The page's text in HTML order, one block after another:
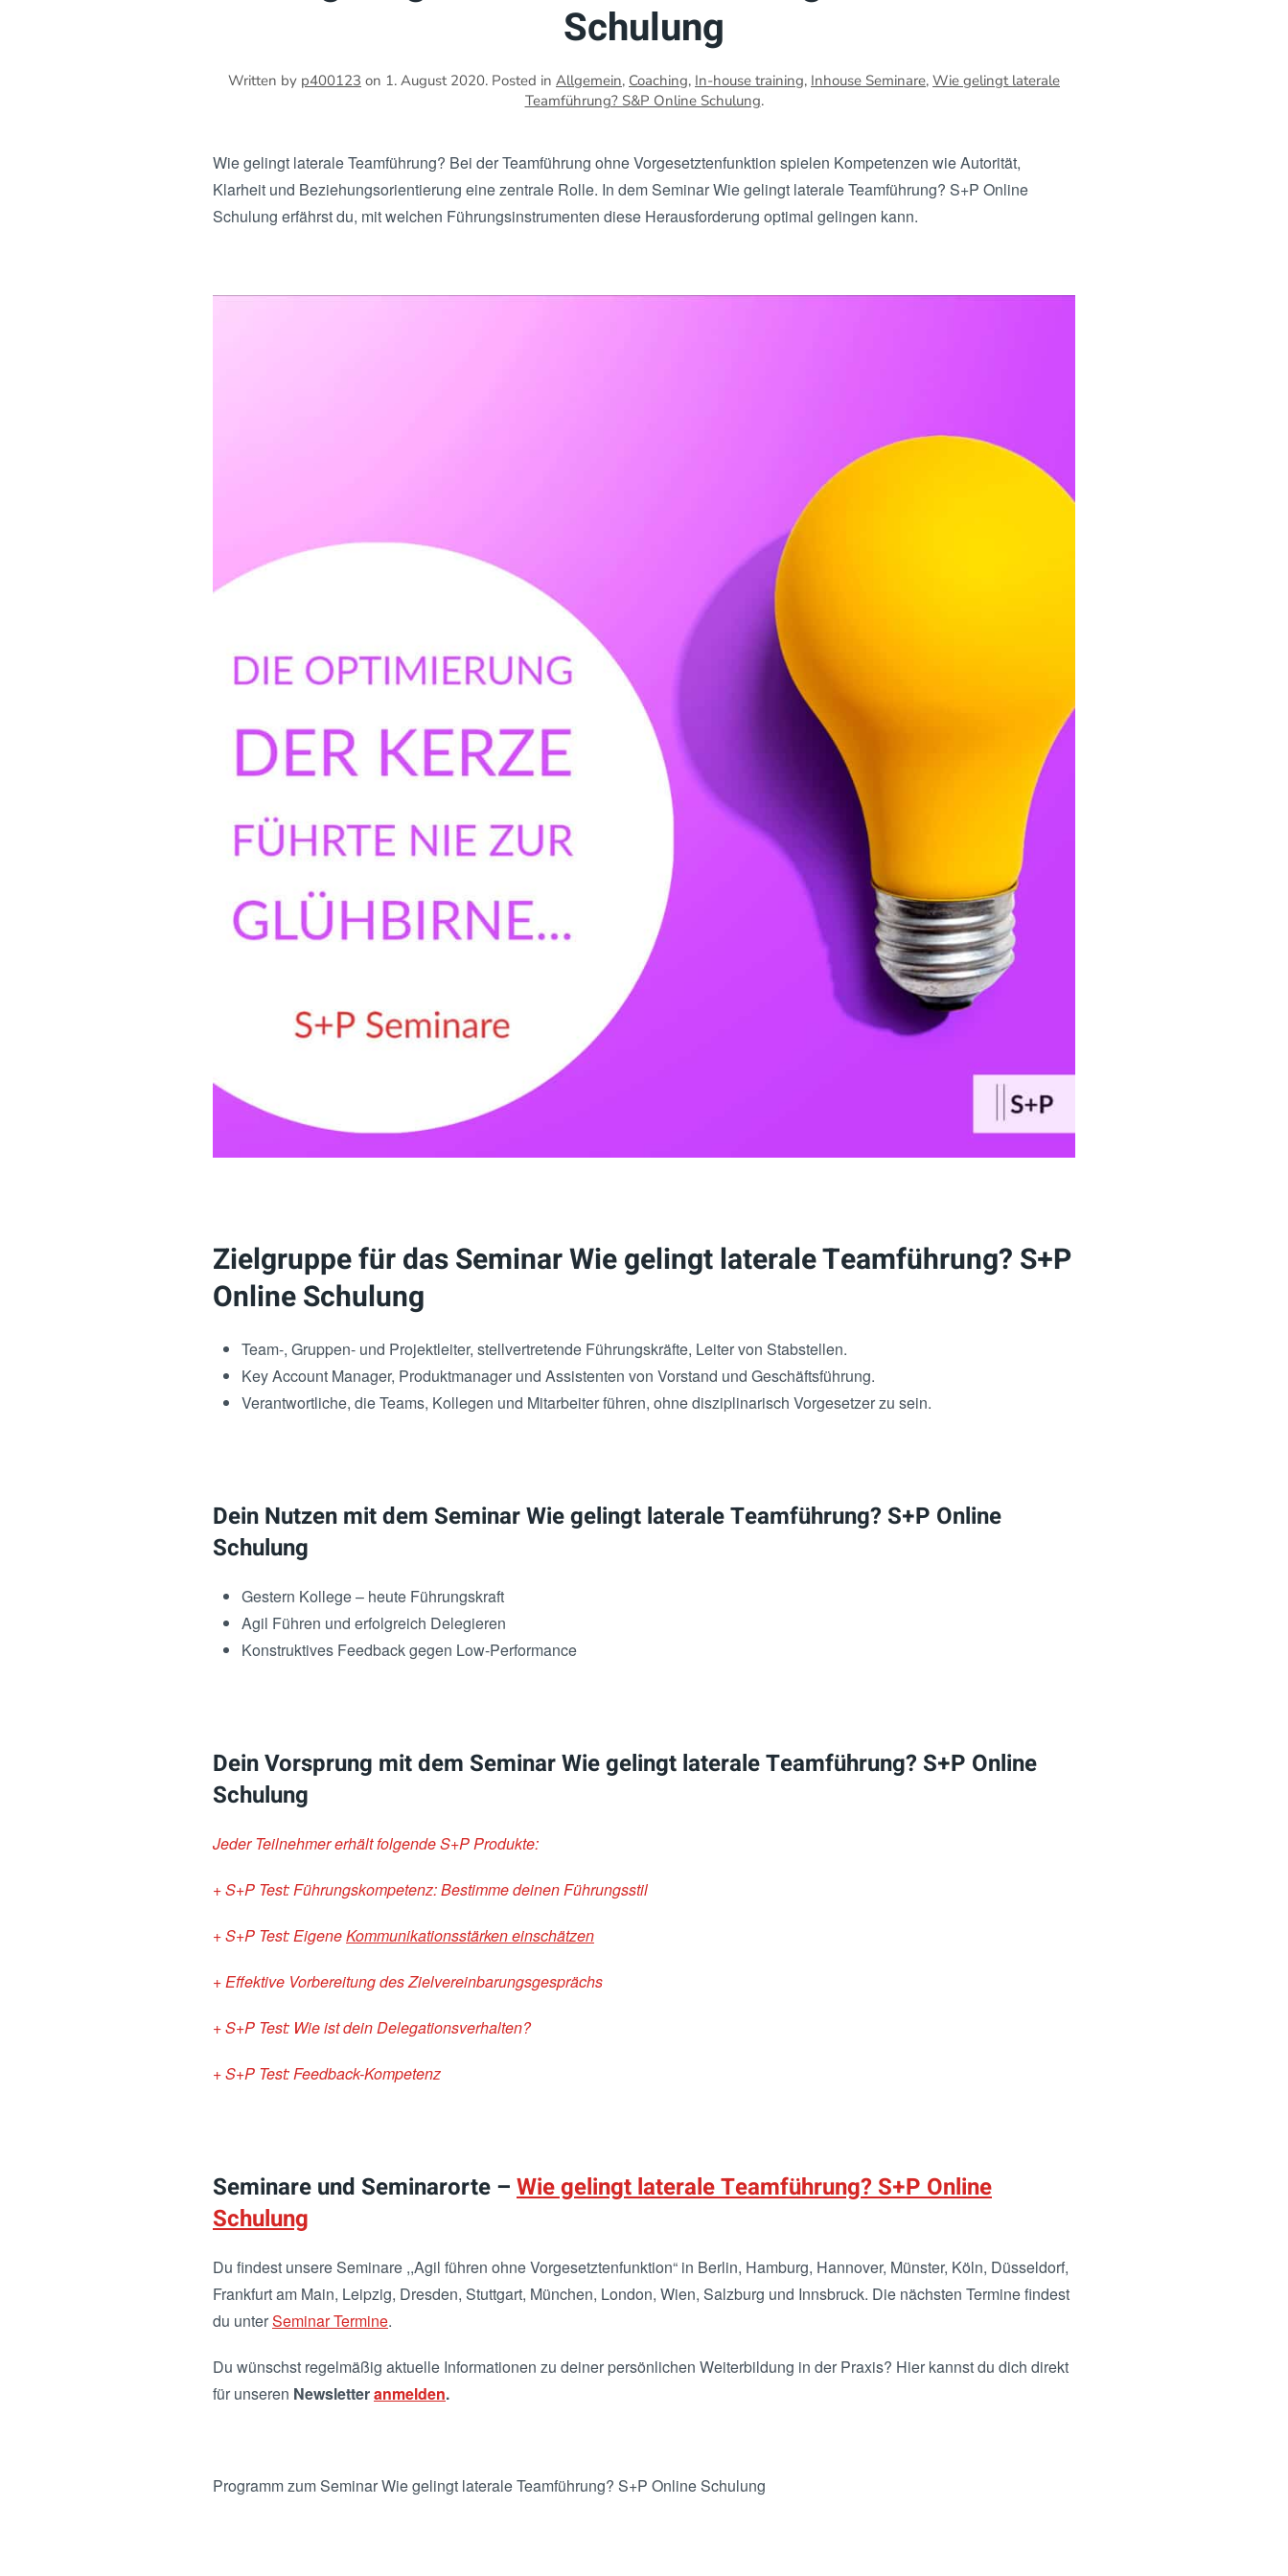
Schulung
Written by p400123 on 1. August 2020. Posted in Allgemein, Coaching, In-house training, Inhouse Seminare, Wie gelingt laterale
Teamführung? S&P Online Schulung.
Wie gelingt laterale Teamführung? Bei der Teamführung ohne Vorgesetztenfunktion spielen Kompetenzen wie Autorität,
Klarheit und Beziehungsorientierung eine zentrale Rolle. In dem Seminar Wie gelingt laterale Teamführung? S+P Online
Schulung erfährst du, mit welchen Führungsinstrumenten diese Herausforderung optimal gelingen kann.
Zielgruppe für das Seminar Wie gelingt laterale Teamführung? S+P
Online Schulung
Team-, Gruppen- und Projektleiter, stellvertretende Führungskräfte, Leiter von Stabstellen.
Key Account Manager, Produktmanager und Assistenten von Vorstand und Geschäftsführung.
Verantwortliche, die Teams, Kollegen und Mitarbeiter führen, ohne disziplinarisch Vorgesetzer zu sein.
Dein Nutzen mit dem Seminar Wie gelingt laterale Teamführung? S+P Online
Schulung
Gestern Kollege – heute Führungskraft
Agil Führen und erfolgreich Delegieren
Konstruktives Feedback gegen Low-Performance
Dein Vorsprung mit dem Seminar Wie gelingt laterale Teamführung? S+P Online
Schulung
Jeder Teilnehmer erhält folgende S+P Produkte:
+ S+P Test: Führungskompetenz: Bestimme deinen Führungsstil
+ S+P Test: EigeneKommunikationsstärken einschätzen
+ Effektive Vorbereitung des Zielvereinbarungsgesprächs
+ S+P Test: Wie ist dein Delegationsverhalten?
+ S+P Test: Feedback-Kompetenz
Seminare und Seminarorte – Wie gelingt laterale Teamführung? S+P Online
Schulung
Du findest unsere Seminare ,,Agil führen ohne Vorgesetztenfunktion“ in Berlin, Hamburg, Hannover, Münster, Köln, Düsseldorf,
Frankfurt am Main, Leipzig, Dresden, Stuttgart, München, London, Wien, Salzburg und Innsbruck. Die nächsten Termine findest
du unterSeminar Termine.
Du wünschst regelmäßig aktuelle Informationen zu deiner persönlichen Weiterbildung in der Praxis? Hier kannst du dich direkt
für unseren Newsletteranmelden.
Programm zum Seminar Wie gelingt laterale Teamführung? S+P Online Schulung